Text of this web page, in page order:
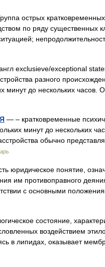
острых
по ряду существенных
ехclusieve/exceptional
разного
минут до нескольких
— – кратковременные
минут до нескольких
обычно
юридическое понятие,
им противоправного
с основными
состояние,
воздействием
в липидах, оказывает